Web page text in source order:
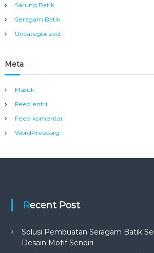
Sarung Batik
Seragam Batik
Uncategorized
Meta
Masuk
Feed entri
Feed komentar
WordPress.org
Recent Post
Solusi Pembuatan Seragam Batik
Desain Motif Sendiri